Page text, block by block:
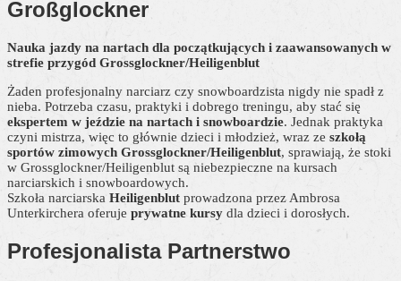
Großglockner
Nauka jazdy na nartach dla początkujących i zaawansowanych w
strefie przygód Grossglockner/Heiligenblut
Żaden profesjonalny narciarz czy snowboardzista nigdy nie spadł z
nieba. Potrzeba czasu, praktyki i dobrego treningu, aby stać się
ekspertem w jeździe na nartach i snowboardzie. Jednak praktyka
czyni mistrza, więc to głównie dzieci i młodzież, wraz ze szkołą
sportów zimowych Grossglockner/Heiligenblut, sprawiają, że stoki
w Grossglockner/Heiligenblut są niebezpieczne na kursach
narciarskich i snowboardowych.
Szkoła narciarska Heiligenblut prowadzona przez Ambrosa
Unterkirchera oferuje prywatne kursy dla dzieci i dorosłych.
Profesjonalista Partnerstwo